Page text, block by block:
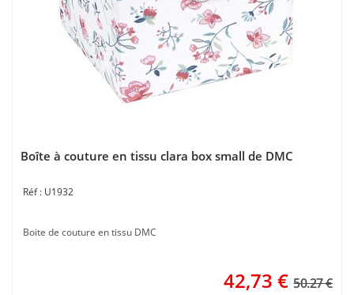
Boîte à couture en tissu clara box small de DMC
U1932
Boite de couture en tissu DMC
42,73 € 50.27 €